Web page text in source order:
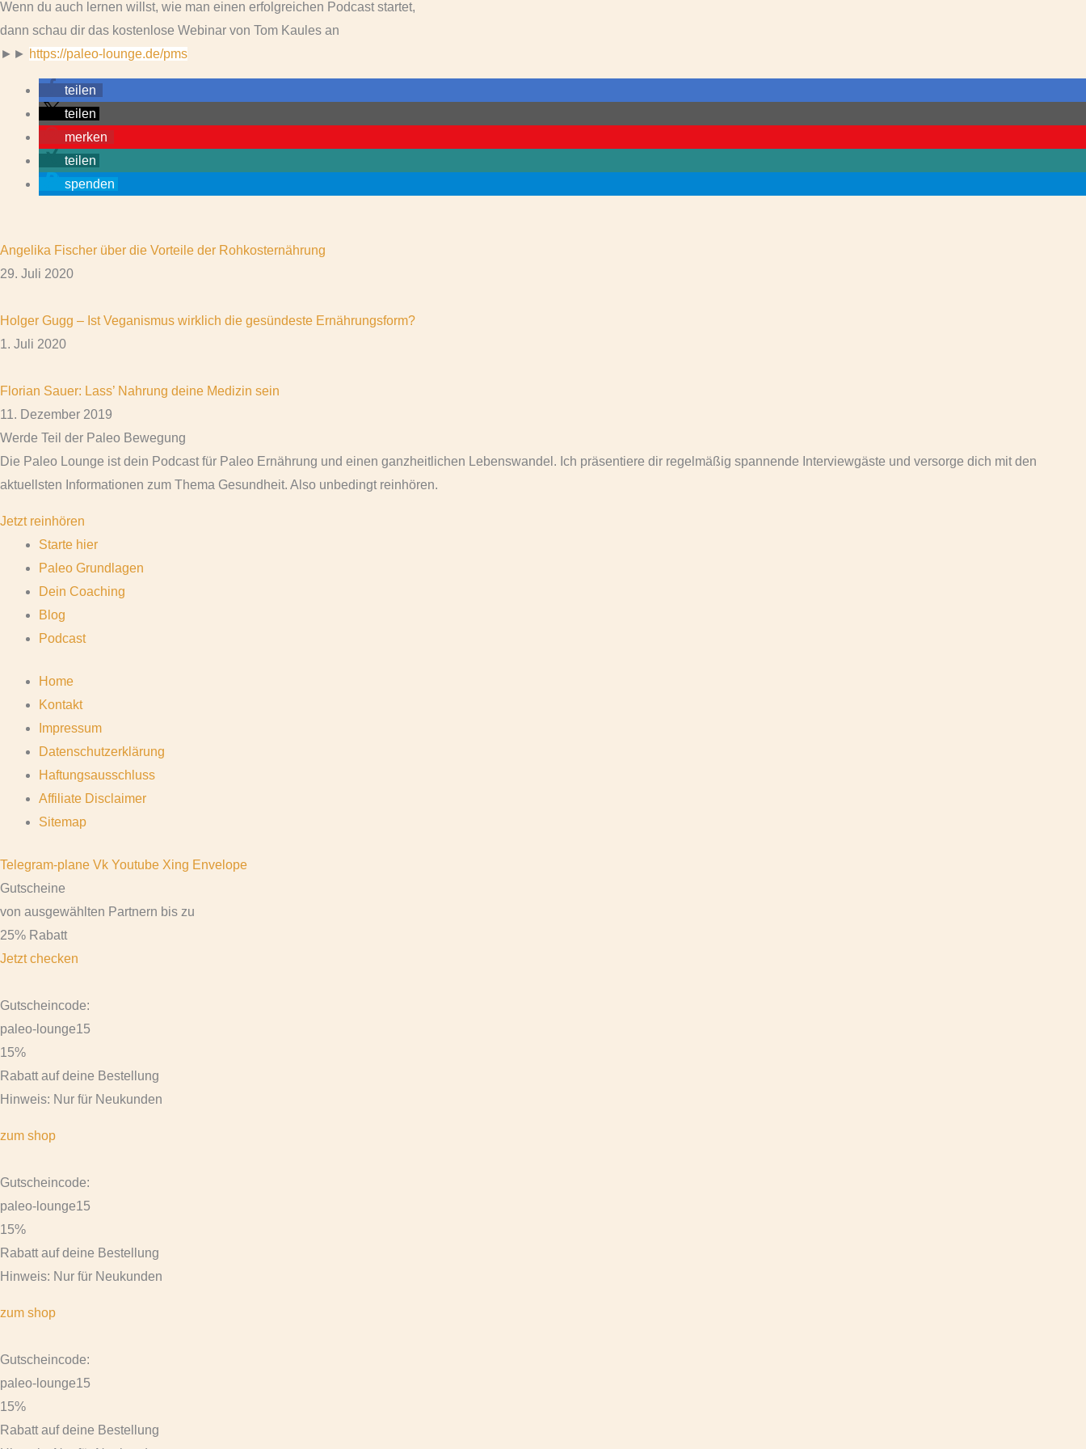
Wenn du auch lernen willst, wie man einen erfolgreichen Podcast startet,
dann schau dir das kostenlose Webinar von Tom Kaules an
►► https://paleo-lounge.de/pms
teilen
teilen
merken
teilen
spenden
Angelika Fischer über die Vorteile der Rohkosternährung
29. Juli 2020
Holger Gugg – Ist Veganismus wirklich die gesündeste Ernährungsform?
1. Juli 2020
Florian Sauer: Lass’ Nahrung deine Medizin sein
11. Dezember 2019
Werde Teil der Paleo Bewegung
Die Paleo Lounge ist dein Podcast für Paleo Ernährung und einen ganzheitlichen Lebenswandel. Ich präsentiere dir regelmäßig spannende Interviewgäste und versorge dich mit den
aktuellsten Informationen zum Thema Gesundheit. Also unbedingt reinhören.
Jetzt reinhören
Starte hier
Paleo Grundlagen
Dein Coaching
Blog
Podcast
Home
Kontakt
Impressum
Datenschutzerklärung
Haftungsausschluss
Affiliate Disclaimer
Sitemap
Telegram-plane Vk Youtube Xing Envelope
Gutscheine
von ausgewählten Partnern bis zu
25% Rabatt
Jetzt checken
Gutscheincode:
paleo-lounge15
15%
Rabatt auf deine Bestellung
Hinweis: Nur für Neukunden
zum shop
Gutscheincode:
paleo-lounge15
15%
Rabatt auf deine Bestellung
Hinweis: Nur für Neukunden
zum shop
Gutscheincode:
paleo-lounge15
15%
Rabatt auf deine Bestellung